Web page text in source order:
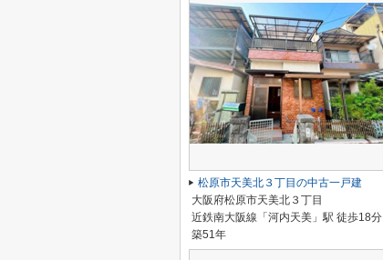
松原市天美北３丁目の中古一戸建
大阪府松原市天美北３丁目
近鉄南大阪線「河内天美」駅 徒歩18分
築51年